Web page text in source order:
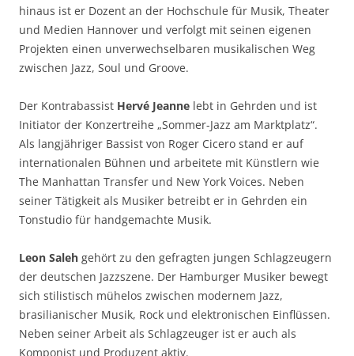
hinaus ist er Dozent an der Hochschule für Musik, Theater
und Medien Hannover und verfolgt mit seinen eigenen
Projekten einen unverwechselbaren musikalischen Weg
zwischen Jazz, Soul und Groove.
Der Kontrabassist Hervé Jeanne lebt in Gehrden und ist
Initiator der Konzertreihe „Sommer-Jazz am Marktplatz“.
Als langjähriger Bassist von Roger Cicero stand er auf
internationalen Bühnen und arbeitete mit Künstlern wie
The Manhattan Transfer und New York Voices. Neben
seiner Tätigkeit als Musiker betreibt er in Gehrden ein
Tonstudio für handgemachte Musik.
Leon Saleh gehört zu den gefragten jungen Schlagzeugern
der deutschen Jazzszene. Der Hamburger Musiker bewegt
sich stilistisch mühelos zwischen modernem Jazz,
brasilianischer Musik, Rock und elektronischen Einflüssen.
Neben seiner Arbeit als Schlagzeuger ist er auch als
Komponist und Produzent aktiv.